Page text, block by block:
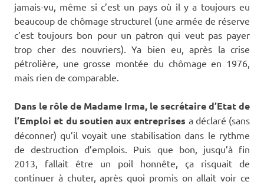
jamais-vu, même si c’est un pays où il y a toujours eu
beaucoup de chômage structurel (une armée de réserve
c’est toujours bon pour un patron qui veut pas payer
trop cher des nouvriers). Ya bien eu, après la crise
pétrolière, une grosse montée du chômage en 1976,
mais rien de comparable.
Dans le rôle de Madame Irma, le secrétaire d’Etat de
l’Emploi et du soutien aux entreprises a déclaré (sans
déconner) qu’il voyait une stabilisation dans le rythme
de destruction d’emplois. Puis que bon, jusqu’à fin
2013, fallait être un poil honnête, ça risquait de
continuer à chuter, après quoi promis on allait voir ce